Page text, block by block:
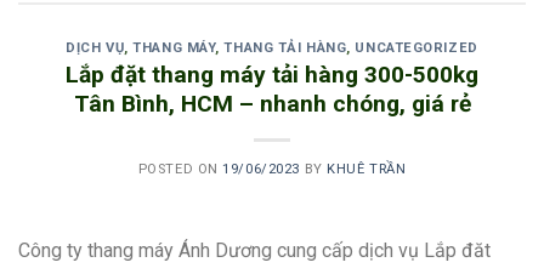
DỊCH VỤ,THANG MÁY,THANG TẢI HÀNG, UNCATEGORIZED
Lắp đặt thang máy tải hàng 300-500kg
Tân Bình, HCM – nhanh chóng, giá rẻ
POSTED ON19/06/2023 BY KHUÊ TRẦN
Công ty thang máy Ánh Dương cung cấp dịch vụ Lắp đăt